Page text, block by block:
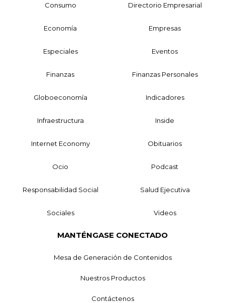
Consumo Directorio Empresarial
Economía Empresas
Especiales Eventos
Finanzas Finanzas Personales
Globoeconomía Indicadores
Infraestructura Inside
Internet Economy Obituarios
Ocio Podcast
Responsabilidad Social Salud Ejecutiva
Sociales Videos
MANTÉNGASE CONECTADO
Mesa de Generación de Contenidos
Nuestros Productos
Contáctenos